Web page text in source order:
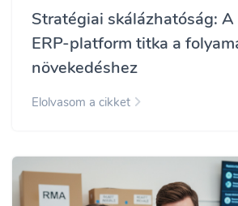
Stratégiai skálázhatóság:
ERP-platform titka a
növekedéshez
Elolvasom a cikket